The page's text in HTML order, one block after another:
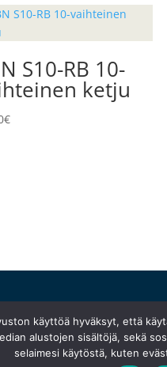
S10-RB 10-
ketju
€
} Ma
Ti
Ke–pe
käyttöä hyväksyt, että
alustojen sisältöjä, sekä
selaimesi käytöstä, kuten